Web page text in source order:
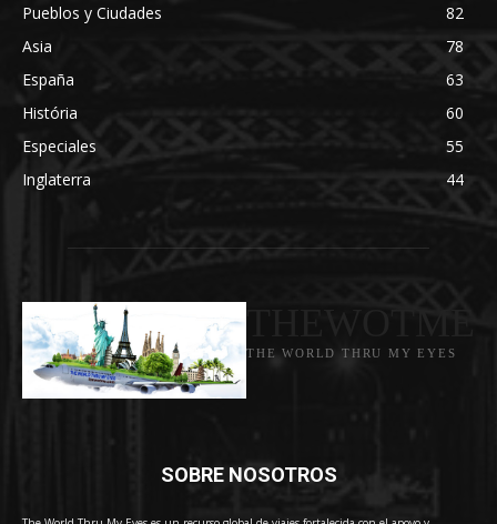
Pueblos y Ciudades
82
Asia
78
España
63
História
60
Especiales
55
Inglaterra
44
THE WORLD THRU MY EYES
SOBRE NOSOTROS